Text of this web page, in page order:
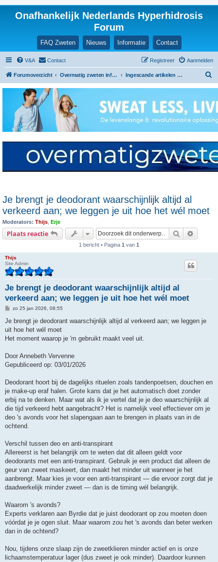
Onafhankelijk Nederlands Hyperhidrosis
Forum
FAQ Zweten Nieuws Informatie Contact
V&A Contact Aanmelden
Registreer
Forumoverzicht Overmatig zweten informatie en ervaringen Ingescande artikelen en nieuwsberichten
k
Je brengt je deodorant waarschijnlijk altijd al
verkeerd aan; we leggen je uit hoe het wél moet
Moderators: Thijs Erje
Plaats reactie Zoek
1 bericht • Pagina 1 van 1
Thijs
Site Admin
Je brengt je deodorant waarschijnlijk altijd al
verkeerd aan; we leggen je uit hoe het wél moet
B
r
c
h
zo 25 jan 2026, 08:55
Je brengt je deodorant waarschijnlijk altijd al verkeerd aan; we leggen je
uit hoe het wél moet
Het moment waarop je 'm gebruikt maakt veel uit.
Door Annebeth Vervenne
Gepubliceerd op: 03/01/2026
Deodorant hoort bij de dagelijks rituelen zoals tandenpoetsen, douchen en
je make-up eraf halen. Grote kans dat je het automatisch doet zonder
erbij na te denken. Maar wat als ik je vertel dat je je deo waarschijnlijk al
die tijd verkeerd hebt aangebracht? Het is namelijk veel effectiever om je
deo 's avonds voor het slapengaan aan te brengen in plaats van in de
ochtend.
Verschil tussen deo en anti-transpirant
Allereerst is het belangrijk om te weten dat dit alleen geldt voor
deodorants met een anti-transpirant. Gebruik je een product dat alleen de
geur van zweet maskeert, dan maakt het minder uit wanneer je het
aanbrengt. Maar kies je voor een anti-transpirant — die ervoor zorgt dat je
daadwerkelijk minder zweet — dan is de timing wél belangrijk.
Waarom 's avonds?
Experts verklaren aan Byrdie dat je juist deodorant op zou moeten doen
vóórdat je je ogen sluit. Maar waarom zou het 's avonds dan beter werken
dan in de ochtend?
Nou, tijdens onze slaap zijn de zweetklieren minder actief en is onze
lichaamstemperatuur lager (dus zweet je ook minder). Daardoor kunnen